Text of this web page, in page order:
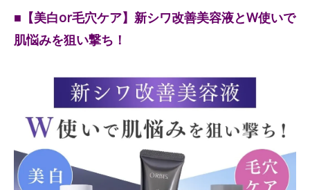
■【美白or毛穴ケア】新シワ改善美容液とW使いで
肌悩みを狙い撃ち！